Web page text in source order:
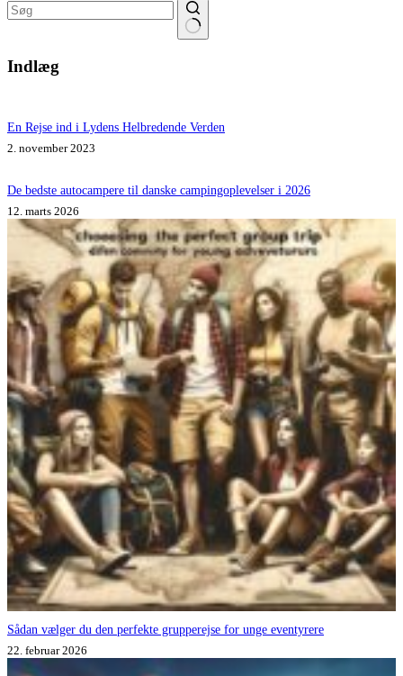
resultater
Indlæg
En Rejse ind i Lydens Helbredende Verden
2. november 2023
De bedste autocampere til danske campingoplevelser i 2026
12. marts 2026
Sådan vælger du den perfekte grupperejse for unge eventyrere
22. februar 2026